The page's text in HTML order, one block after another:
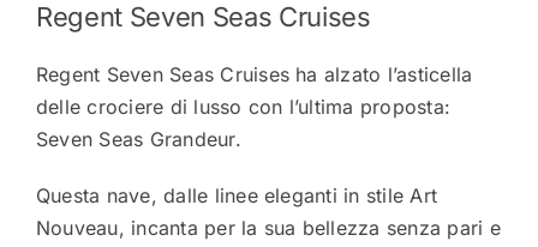
Regent Seven Seas Cruises
Regent Seven Seas Cruises ha alzato l’asticella
delle crociere di lusso con l’ultima proposta:
Seven Seas Grandeur.
Questa nave, dalle linee eleganti in stile Art
Nouveau, incanta per la sua bellezza senza pari e